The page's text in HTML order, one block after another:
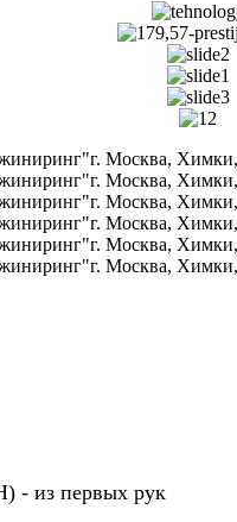
Москва, Химки,
Москва, Химки,
Москва, Химки,
Москва, Химки,
Москва, Химки,
Москва, Химки,
- из первых рук